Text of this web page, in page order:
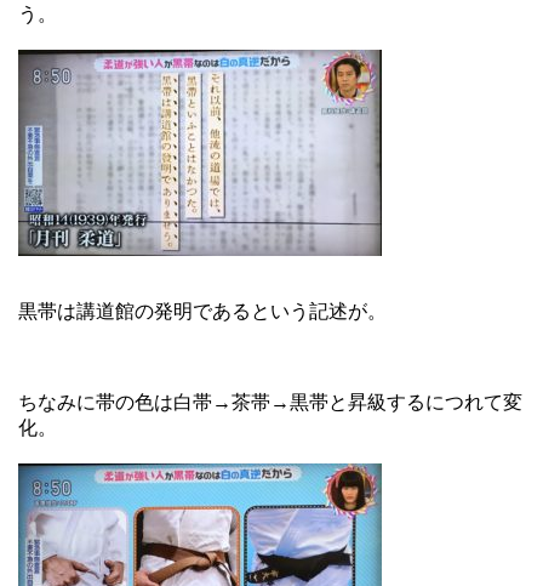
う。
黒帯は講道館の発明であるという記述が。
ちなみに帯の色は白帯→茶帯→黒帯と昇級するにつれて変
化。